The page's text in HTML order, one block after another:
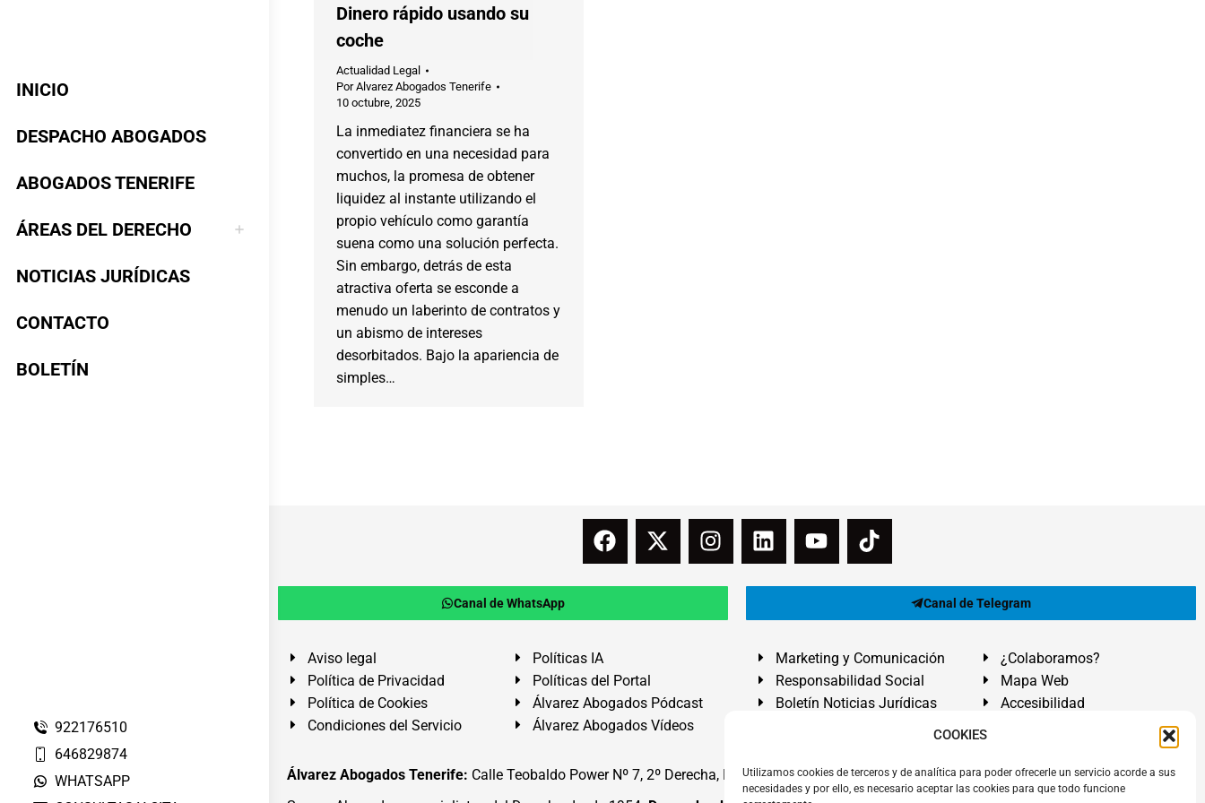
COOKIES
Utilizamos cookies de terceros y de analítica para poder ofrecerle un servicio acorde a sus
necesidades y por ello, es necesario aceptar las cookies para que todo funcione
INICIO
DESPACHO ABOGADOS
ABOGADOS TENERIFE
ÁREAS DEL DERECHO
NOTICIAS JURÍDICAS
CONTACTO
BOLETÍN
922176510
646829874
WHATSAPP
Dinero rápido usando su
coche
Actualidad Legal
PorAlvarez Abogados Tenerife
10 octubre, 2025
La inmediatez financiera se ha
convertido en una necesidad para
muchos, la promesa de obtener
liquidez al instante utilizando el
propio vehículo como garantía
suena como una solución perfecta.
Sin embargo, detrás de esta
atractiva oferta se esconde a
menudo un laberinto de contratos y
un abismo de intereses
desorbitados. Bajo la apariencia de
simples…
Canal de WhatsApp Canal de Telegram
Aviso legal
Política de Privacidad
Política de Cookies
Condiciones del Servicio
Políticas IA
Políticas del Portal
Álvarez Abogados Pódcast
Álvarez Abogados Vídeos
Marketing y Comunicación
Responsabilidad Social
Boletín Noticias Jurídicas
¿Colaboramos?
Mapa Web
Accesibilidad
Álvarez Abogados Tenerife: Calle Teobaldo Power Nº 7, 2º Derecha, El Médano, Granadilla de Abona, Santa Cruz de Tenerife. Islas Canarias.